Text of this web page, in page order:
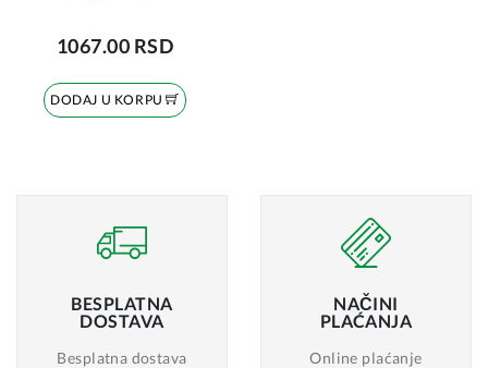
1067.00 RSD
DODAJ U KORPU
BESPLATNA
DOSTAVA
Besplatna dostava
NAČINI
PLAĆANJA
Online plaćanje